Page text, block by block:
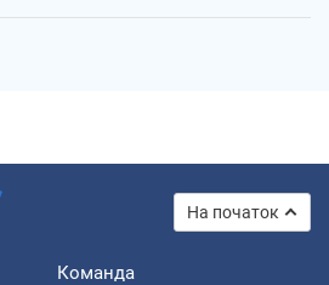
На початок
Команда